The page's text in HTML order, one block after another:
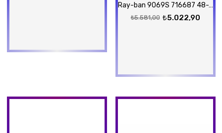
Ray-ban 9069S 716687 48-16 Güneş Gözlüğü
₺5.022,90
₺5.581,00